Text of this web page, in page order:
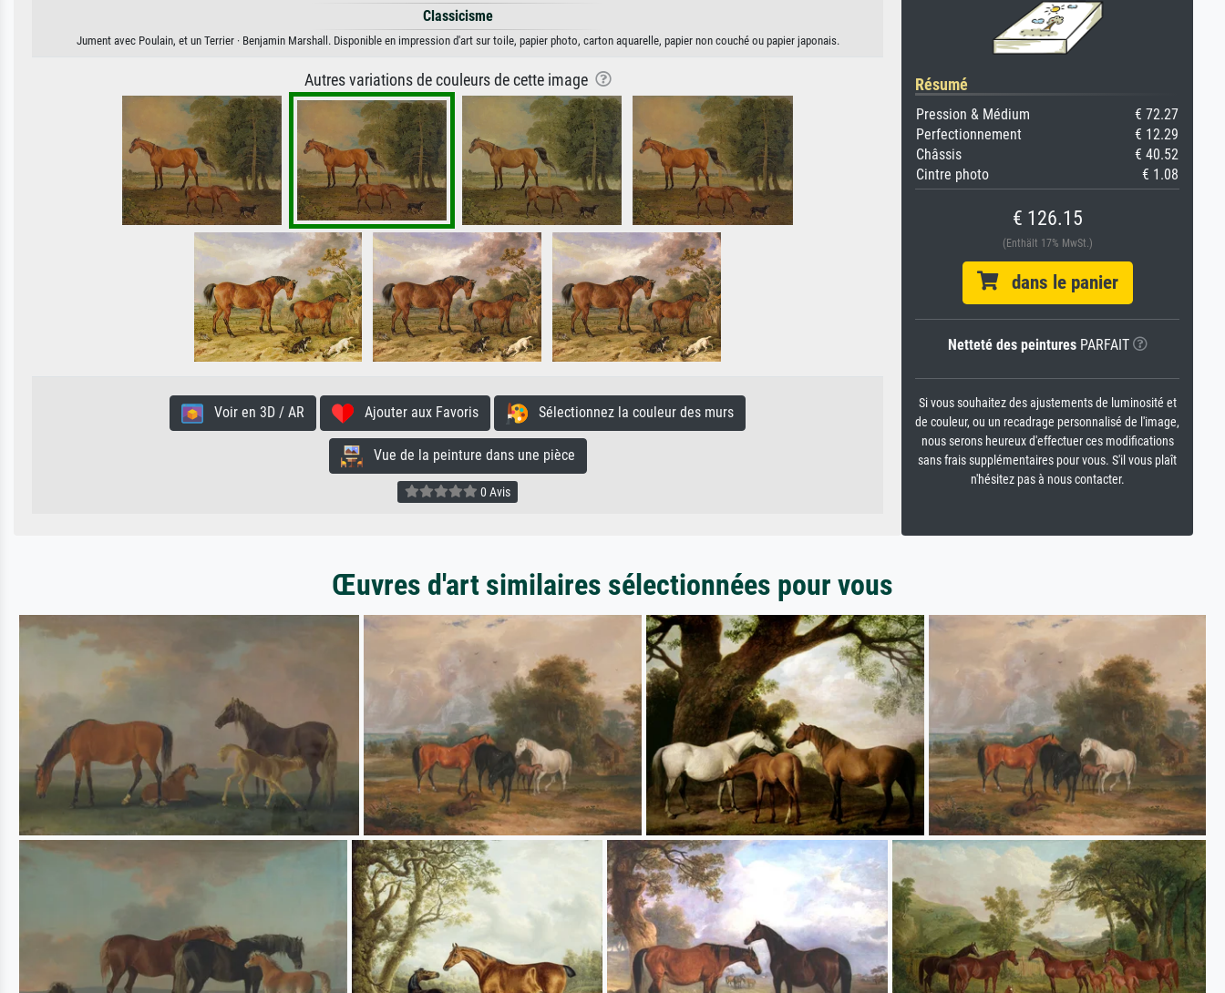
Classicisme
Jument avec Poulain, et un Terrier · Benjamin Marshall. Disponible en impression d'art sur toile, papier photo, carton aquarelle, papier non couché ou papier japonais.
Autres variations de couleurs de cette image
Voir en 3D / AR Ajouter aux Favoris Sélectionnez la couleur des murs
Vue de la peinture dans une pièce
0 Avis
Résumé
Pression & Médium
€ 72.27
Perfectionnement
€ 12.29
Châssis
€ 40.52
Cintre photo
€ 1.08
€ 126.15
(Enthält 17% MwSt.)
dans le panier
Netteté des peinturesPARFAIT
Si vous souhaitez des ajustements de luminosité et
de couleur, ou un recadrage personnalisé de l'image,
nous serons heureux d'effectuer ces modifications
sans frais supplémentaires pour vous. S'il vous plaît
n'hésitez pas à nous contacter.
Œuvres d'art similaires sélectionnées pour vous